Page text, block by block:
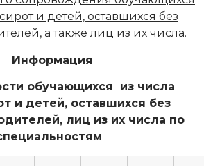
и детей, оставшихся без
а также лиц из их числа.
Информация
обучающихся из числа
и детей, оставшихся без
лиц из их числа по